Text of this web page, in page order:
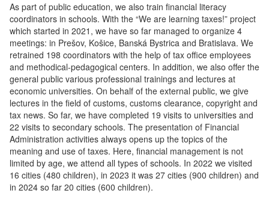
As part of public education, we also train financial literacy
coordinators in schools. With the “We are learning taxes!” project
which started in 2021, we have so far managed to organize 4
meetings: in Prešov, Košice, Banská Bystrica and Bratislava. We
retrained 198 coordinators with the help of tax office employees
and methodical-pedagogical centers. In addition, we also offer the
general public various professional trainings and lectures at
economic universities. On behalf of the external public, we give
lectures in the field of customs, customs clearance, copyright and
tax news. So far, we have completed 19 visits to universities and
22 visits to secondary schools. The presentation of Financial
Administration activities always opens up the topics of the
meaning and use of taxes. Here, financial management is not
limited by age, we attend all types of schools. In 2022 we visited
16 cities (480 children), in 2023 it was 27 cities (900 children) and
in 2024 so far 20 cities (600 children).